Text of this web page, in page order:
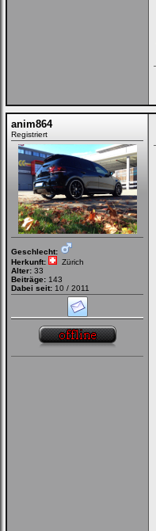
anim864
Registriert
Geschlecht:
Herkunft:
Zürich
Alter: 33
Beiträge: 143
Dabei seit: 10 / 2011